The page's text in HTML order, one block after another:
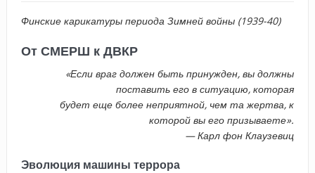
Финские карикатуры периода Зимней войны (1939-40)
От СМЕРШ к ДВКР
«Если враг должен быть принужден, вы должны
поставить его в ситуацию, которая
будет еще более неприятной, чем та жертва, к
которой вы его призываете».
— Карл фон Клаузевиц
Эволюция машины террора